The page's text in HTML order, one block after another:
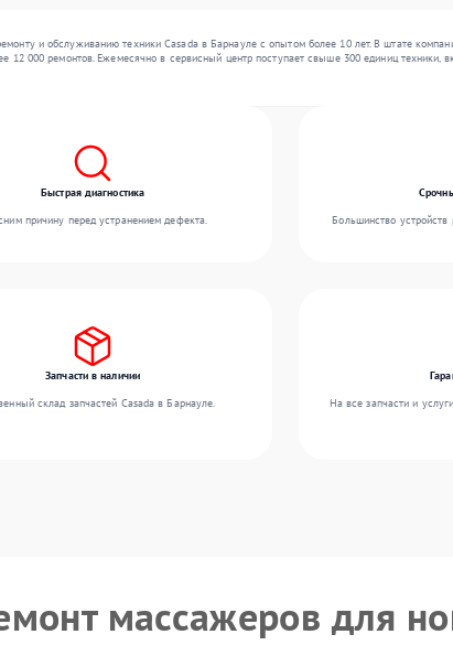
и обслуживанию техники Casada в Барнауле с опытом более 10 лет. В штате
12 000 ремонтов. Ежемесячно в сервисный центр поступает свыше 300 единиц
Быстрая диагностика
причину перед устранением дефекта.
Большинство устройств
Запчасти в наличии
склад запчастей Casada в Барнауле.
На все запчасти и
массажеров для